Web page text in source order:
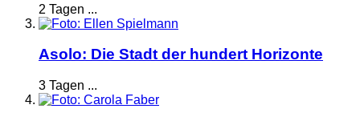
2 Tagen ...
Asolo: Die Stadt der hundert Horizonte
3 Tagen ...